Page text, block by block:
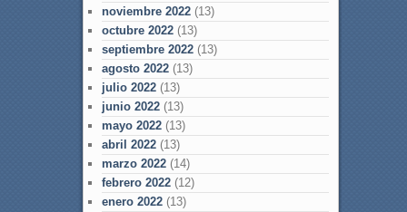
noviembre 2022(13)
octubre 2022(13)
septiembre 2022(13)
agosto 2022(13)
julio 2022(13)
junio 2022(13)
mayo 2022(13)
abril 2022(13)
marzo 2022(14)
febrero 2022(12)
enero 2022(13)